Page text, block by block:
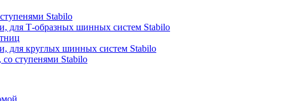
Stabilo
для Т-образных шинных систем Stabilo
для круглых шинных систем Stabilo
ступенями Stabilo